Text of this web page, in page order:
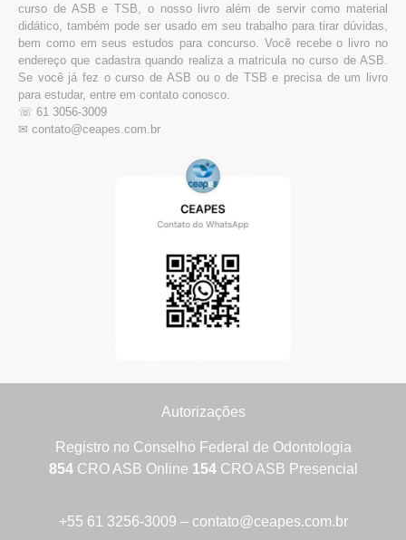
curso de ASB e TSB, o nosso livro além de servir como material
didático, também pode ser usado em seu trabalho para tirar dúvidas,
bem como em seus estudos para concurso. Você recebe o livro no
endereço que cadastra quando realiza a matricula no curso de ASB.
Se você já fez o curso de ASB ou o de TSB e precisa de um livro
para estudar, entre em contato conosco.
☏ 61 3056-3009
✉︎ contato@ceapes.com.br
Autorizações
Registro no Conselho Federal de Odontologia
854CRO ASB Online 154CRO ASB Presencial
+55 61 3256-3009 – contato@ceapes.com.br